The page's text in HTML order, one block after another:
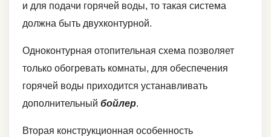
и для подачи горячей воды, то такая система
должна быть двухконтурной.
Одноконтурная отопительная схема позволяет
только обогревать комнаты, для обеспечения
горячей воды приходится устанавливать
дополнительный бойлер.
Вторая конструкционная особенность